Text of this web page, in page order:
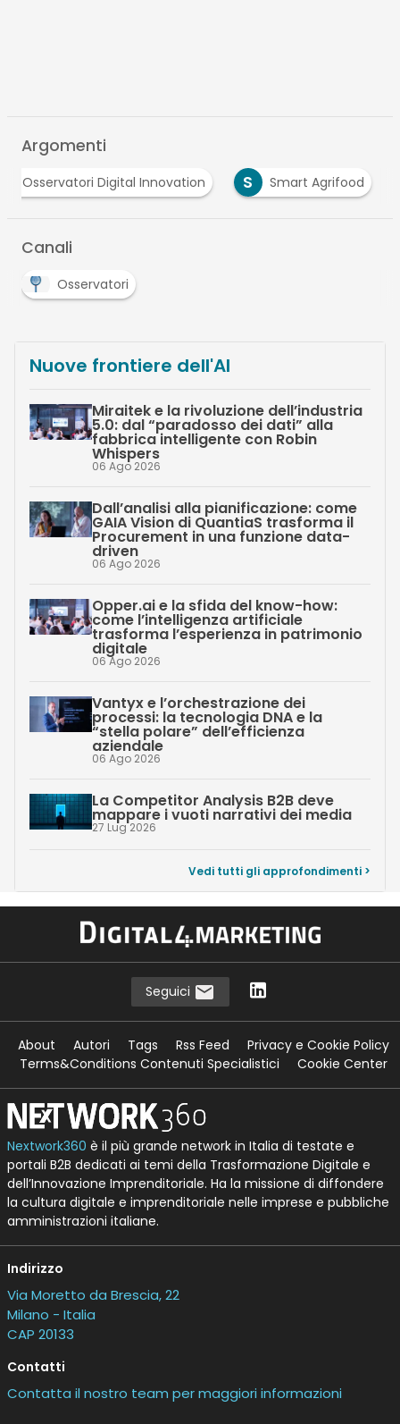
Argomenti
O
Osservatori Digital Innovation S Smart Agrifood
Canali
Osservatori
Nuove frontiere dell'AI
Miraitek e la rivoluzione dell’industria
5.0: dal “paradosso dei dati” alla
fabbrica intelligente con Robin
Whispers
06 Ago 2026
Dall’analisi alla pianificazione: come
GAIA Vision di QuantiaS trasforma il
Procurement in una funzione data-
driven
06 Ago 2026
Opper.ai e la sfida del know-how:
come l’intelligenza artificiale
trasforma l’esperienza in patrimonio
digitale
06 Ago 2026
Vantyx e l’orchestrazione dei
processi: la tecnologia DNA e la
“stella polare” dell’efficienza
aziendale
06 Ago 2026
La Competitor Analysis B2B deve
mappare i vuoti narrativi dei media
27 Lug 2026
Vedi tutti gli approfondimenti >
Seguici
About Autori Tags Rss Feed
Privacy e Cookie Policy
Terms&Conditions Contenuti Specialistici
Cookie Center
Nextwork360 è il più grande network in Italia di testate e
portali B2B dedicati ai temi della Trasformazione Digitale e
dell’Innovazione Imprenditoriale. Ha la missione di diffondere
la cultura digitale e imprenditoriale nelle imprese e pubbliche
amministrazioni italiane.
Indirizzo
Via Moretto da Brescia, 22
Milano - Italia
CAP 20133
Contatti
Contatta il nostro team per maggiori informazioni